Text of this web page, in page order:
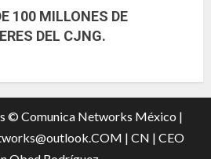
100 MILLONES DE
DEL CJNG.
© Comunica Networks México |
| CN | CEO